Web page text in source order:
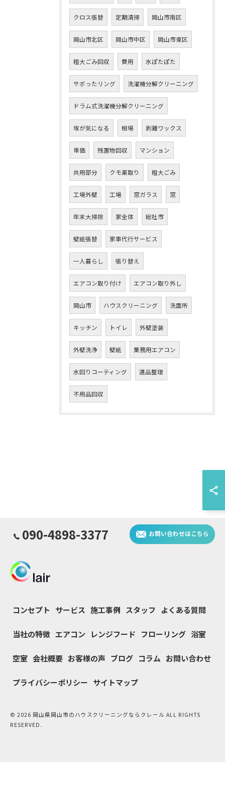
クロス張替 定期清掃 岡山市南区
岡山市北区 岡山市中区 岡山市東区
粗大ごみ回収 費用 水ぽたぽた
サボったリング 洗濯機分解クリーニング
ドラム式洗濯機分解クリーニング
埃が気になる 相場 剥離ワックス
単価 残置物回収 マンション
共用部分 クモ巣取り 粗大ごみ
工場外壁 工場 窓ガラス 窓
年末大掃除 家全体 総社市
壁紙張替 家事代行サービス
一人暮らし 張り替え
エアコン取り付け エアコン取り外し
岡山市 ハウスクリーニング 洗面所
キッチン トイレ 外壁塗装
外壁洗浄 壁紙 業務用エアコン
水回りコーティング 遺品整理
不用品回収
090-4898-3377 お問い合わせはこちら
コンセプト サービス 施工事例 スタッフ よくある質問
当社の特徴 エアコン レンジフード フローリング 浴室
空室 会社概要 お客様の声 ブログ コラム お問い合わせ
プライバシーポリシー サイトマップ
© 2026 岡山県岡山市のハウスクリーニングならクレール ALL RIGHTS
RESERVED.